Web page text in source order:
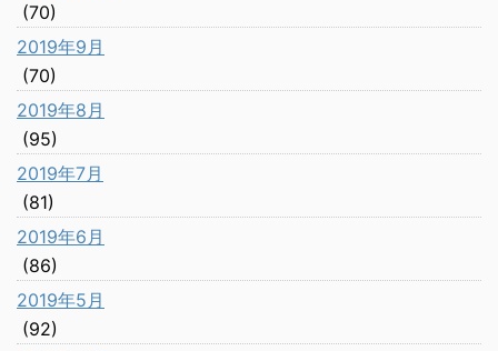
(70)
2019年9月
(70)
2019年8月
(95)
2019年7月
(81)
2019年6月
(86)
2019年5月
(92)